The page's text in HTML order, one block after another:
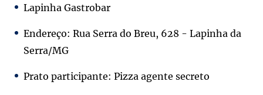
Lapinha Gastrobar
Endereço: Rua Serra do Breu, 628 - Lapinha da
Serra/MG
Prato participante: Pizza agente secreto